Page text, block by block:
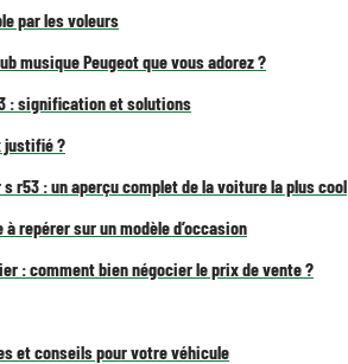
par les voleurs
musique Peugeot que vous adorez ?
: signification et solutions
justifié ?
r53 : un aperçu complet de la voiture la plus cool
à repérer sur un modèle d’occasion
: comment bien négocier le prix de vente ?
et conseils pour votre véhicule